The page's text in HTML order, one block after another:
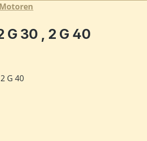
30 , 2 G 40